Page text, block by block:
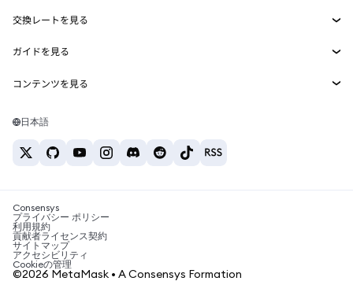
MetaMask Connect
Snaps
Web3サービス
セキュリティ
サポート
キャリア
お問い合わせ
イーサリアムの価格
Solanaの価格
Tetherの価格
交換レートを見る
ETH→USD
USDT→INR
BTC→INR
ETH→USDT
ガイドを見る
ETHの購入
USDTの購入
SHIBの購入
BNBの購入
コンテンツを見る
Solanaウォレット
税制関連ニュース
暗号資産の購入方法は？
ビットコインを売るには？
日本語
Consensys
プライバシー ポリシー
利用規約
貢献者ライセンス契約
サイトマップ
アクセシビリティ
Cookieの管理
©2026 MetaMask • A Consensys Formation